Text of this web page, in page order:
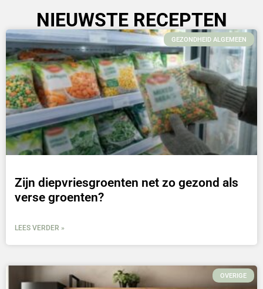
NIEUWSTE RECEPTEN
GEZONDHEID ALGEMEEN
Zijn diepvriesgroenten net zo gezond als
verse groenten?
LEES VERDER »
OVERIGE